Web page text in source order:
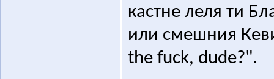
кастне леля ти
или смешния
the fuck, dude?".